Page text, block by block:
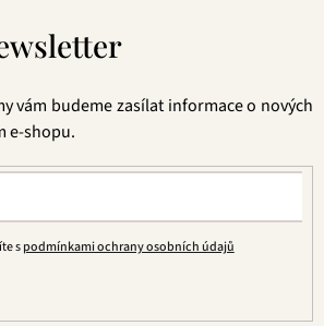
vám budeme zasílat informace o nových
e-shopu.
spodmínkami ochrany osobních údajů